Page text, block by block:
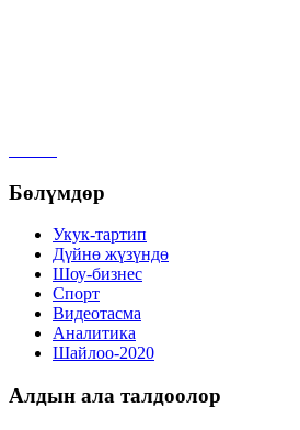
Бөлүмдөр
Укук-тартип
Дγйнө жүзүндө
Шоу-бизнес
Спорт
Видеотасма
Аналитика
Шайлоо-2020
Алдын ала талдоолор